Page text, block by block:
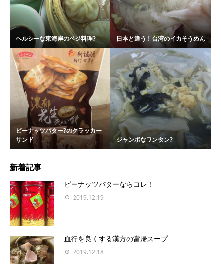
ヘルシーな東海岸のベジ料理? 日本と違う！台湾のイカそうめん
ピーナッツバター?のクラッカー
サンド
ジャンボなワンタン?
新着記事
ピーナッツバターならコレ！
2019.12.19
血行を良くする漢方の當帰スープ
2019.12.18